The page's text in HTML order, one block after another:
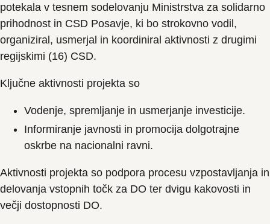
potekala v tesnem sodelovanju Ministrstva za solidarno
prihodnost in CSD Posavje, ki bo strokovno vodil,
organiziral, usmerjal in koordiniral aktivnosti z drugimi
regijskimi (16) CSD.
Ključne aktivnosti projekta so
Vodenje, spremljanje in usmerjanje investicije.
Informiranje javnosti in promocija dolgotrajne
oskrbe na nacionalni ravni.
Aktivnosti projekta so podpora procesu vzpostavljanja in
delovanja vstopnih točk za DO ter dvigu kakovosti in
večji dostopnosti DO.